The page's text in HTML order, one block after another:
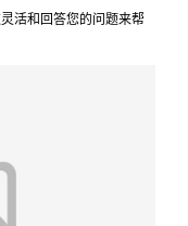
活和回答您的问题来帮